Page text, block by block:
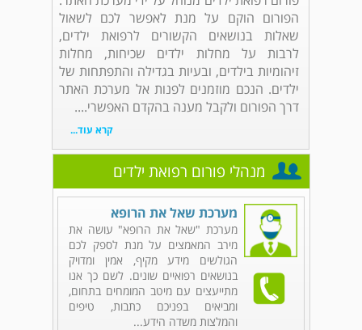
הפורום הוקם על מנת לאפשר לכם לשאול
שאלות בנושאים הקשורים לרפואת ילדים,
לרבות על מחלות ילדים שכיחות, מחלות
זיהומיות בילדים, ובעיות בגדילה והתפתחות של
ילדים. הנכם מוזמנים לפנות אל מערכת האתר
דרך הפורום ולקבל מענה בהקדם האפשרי....
קרא עוד...
מנהלי פורום רפואת ילדים
מערכת שאל את הרופא
מערכת "שאל את הרופא" עושה את
מירב המאמצים על מנת לספק לכם
הגולשים מידע מקיף, אמין ומדויק
בנושאים רפואיים שונים. לשם כך אנו
מתייעצים עם מיטב המומחים בתחום,
ומביאים בפניכם כתבות, טיפים
והמלצות משדה הידע...